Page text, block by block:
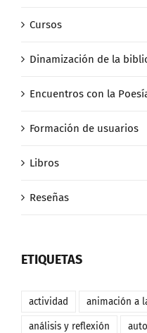
Cursos
Dinamización de la
Encuentros con la
Formación de usuarios
Libros
Reseñas
ETIQUETAS
actividad animación a
análisis y reflexión